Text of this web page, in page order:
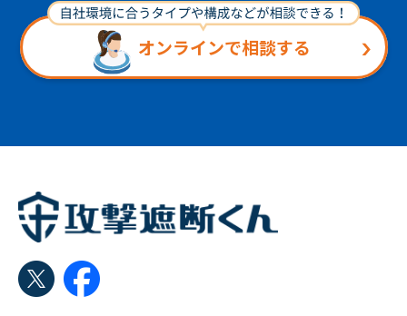
オンラインで相談する